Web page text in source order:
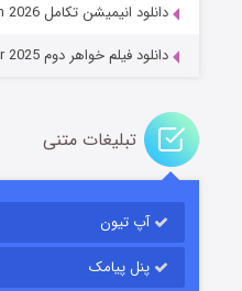
باب
قسمت۶ (زیرنویس)
دانلود انیمیشن تکامل Evolution 2026
دانلود فیلم خواهر دوم Second Sister 2025
تبلیغات متنی
آپ تیون
پنل پیامک